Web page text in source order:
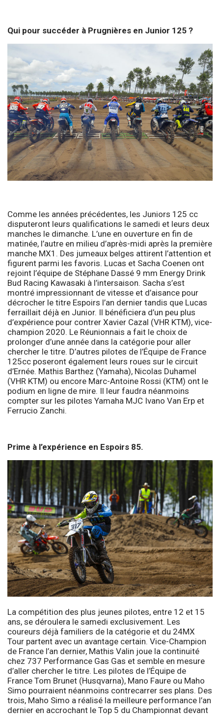
Qui pour succéder à Prugnières en Junior 125 ?
Comme les années précédentes, les Juniors 125 cc
disputeront leurs qualifications le samedi et leurs deux
manches le dimanche. L’une en ouverture en fin de
matinée, l’autre en milieu d’après-midi après la première
manche MX1. Des jumeaux belges attirent l’attention et
figurent parmi les favoris. Lucas et Sacha Coenen ont
rejoint l’équipe de Stéphane Dassé 9 mm Energy Drink
Bud Racing Kawasaki à l’intersaison. Sacha s’est
montré impressionnant de vitesse et d’aisance pour
décrocher le titre Espoirs l’an dernier tandis que Lucas
ferraillait déjà en Junior. Il bénéficiera d’un peu plus
d’expérience pour contrer Xavier Cazal (VHR KTM), vice-
champion 2020. Le Réunionnais a fait le choix de
prolonger d’une année dans la catégorie pour aller
chercher le titre. D’autres pilotes de l’Équipe de France
125cc poseront également leurs roues sur le circuit
d’Ernée. Mathis Barthez (Yamaha), Nicolas Duhamel
(VHR KTM) ou encore Marc-Antoine Rossi (KTM) ont le
podium en ligne de mire. Il leur faudra néanmoins
compter sur les pilotes Yamaha MJC Ivano Van Erp et
Ferrucio Zanchi.
Prime à l’expérience en Espoirs 85.
La compétition des plus jeunes pilotes, entre 12 et 15
ans, se déroulera le samedi exclusivement. Les
coureurs déjà familiers de la catégorie et du 24MX
Tour partent avec un avantage certain. Vice-Champion
de France l’an dernier, Mathis Valin joue la continuité
chez 737 Performance Gas Gas et semble en mesure
d’aller chercher le titre. Les pilotes de l’Équipe de
France Tom Brunet (Husqvarna), Mano Faure ou Maho
Simo pourraient néanmoins contrecarrer ses plans. Des
trois, Maho Simo a réalisé la meilleure performance l’an
dernier en accrochant le Top 5 du Championnat devant